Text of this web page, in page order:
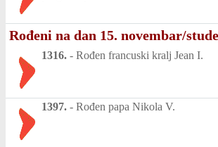
Rođeni na dan 15. novembar/
1316. - Rođen francuski kralj Jean I.
1397. - Rođen papa Nikola V.